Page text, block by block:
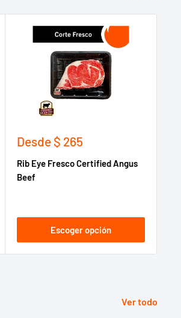
Precio
venta
Desde $ 265
Rib Eye Fresco Certified Angus
Beef
Escoger opción
Ver todo